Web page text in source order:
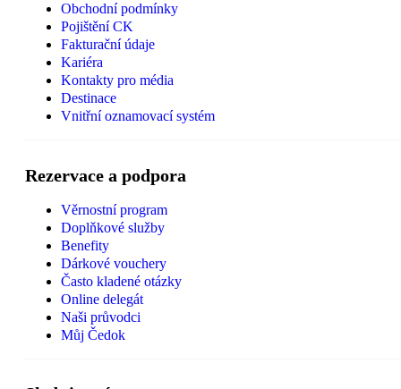
Obchodní podmínky
Pojištění CK
Fakturační údaje
Kariéra
Kontakty pro média
Destinace
Vnitřní oznamovací systém
Rezervace a podpora
Věrnostní program
Doplňkové služby
Benefity
Dárkové vouchery
Často kladené otázky
Online delegát
Naši průvodci
Můj Čedok